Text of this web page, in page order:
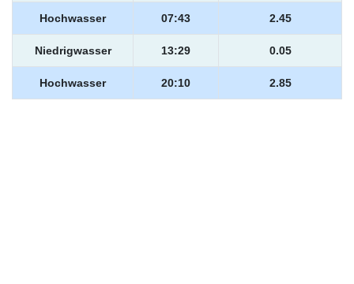
Hochwasser 07:43 2.45
Niedrigwasser 13:29 0.05
Hochwasser 20:10 2.85